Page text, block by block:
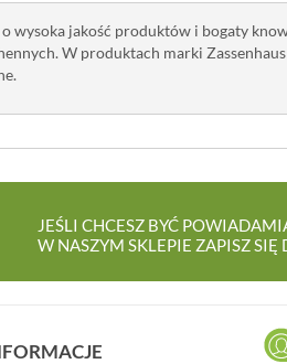
o wysoka jakość produktów i bogaty
W produktach marki
JEŚLI CHCESZ BYĆ
W NASZYM SKLEPIE ZAPISZ SIĘ